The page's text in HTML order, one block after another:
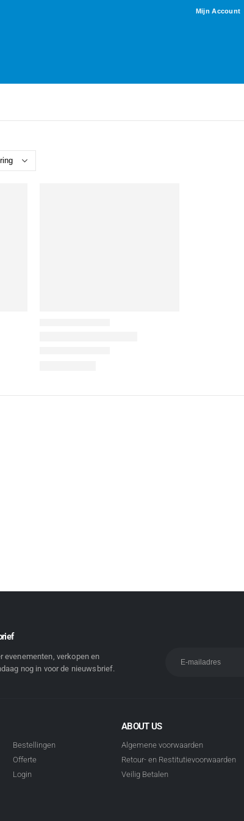
Mijn Account
evenementen, verkopen en
nog in voor de nieuwsbrief.
Bestellingen
Offerte
Login
ABOUT US
Algemene voorwaarden
Retour- en Restitutievoorwaarden
Veilig Betalen